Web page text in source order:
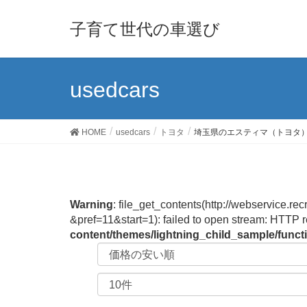
子育て世代の車選び
usedcars
HOME usedcars トヨタ 埼玉県のエスティマ（トヨタ
Warning: file_get_contents(http://
&pref=11&start=1): failed to open stream:
content/themes/lightning_child_sample/